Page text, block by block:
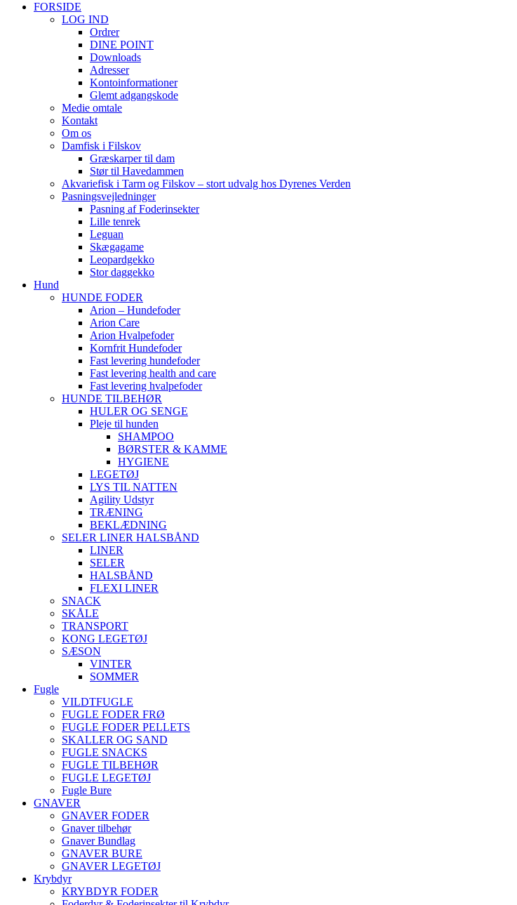
FORSIDE
LOG IND
Ordrer
DINE POINT
Downloads
Adresser
Kontoinformationer
Glemt adgangskode
Medie omtale
Kontakt
Om os
Damfisk i Filskov
Græskarper til dam
Stør til Havedammen
Akvariefisk i Tarm og Filskov – stort udvalg hos Dyrenes Verden
Pasningsvejledninger
Pasning af Foderinsekter
Lille tenrek
Leguan
Skægagame
Leopardgekko
Stor daggekko
Hund
HUNDE FODER
Arion – Hundefoder
Arion Care
Arion Hvalpefoder
Kornfrit Hundefoder
Fast levering hundefoder
Fast levering health and care
Fast levering hvalpefoder
HUNDE TILBEHØR
HULER OG SENGE
Pleje til hunden
SHAMPOO
BØRSTER & KAMME
HYGIENE
LEGETØJ
LYS TIL NATTEN
Agility Udstyr
TRÆNING
BEKLÆDNING
SELER LINER HALSBÅND
LINER
SELER
HALSBÅND
FLEXI LINER
SNACK
SKÅLE
TRANSPORT
KONG LEGETØJ
SÆSON
VINTER
SOMMER
Fugle
VILDTFUGLE
FUGLE FODER FRØ
FUGLE FODER PELLETS
SKALLER OG SAND
FUGLE SNACKS
FUGLE TILBEHØR
FUGLE LEGETØJ
Fugle Bure
GNAVER
GNAVER FODER
Gnaver tilbehør
Gnaver Bundlag
GNAVER BURE
GNAVER LEGETØJ
Krybdyr
KRYBDYR FODER